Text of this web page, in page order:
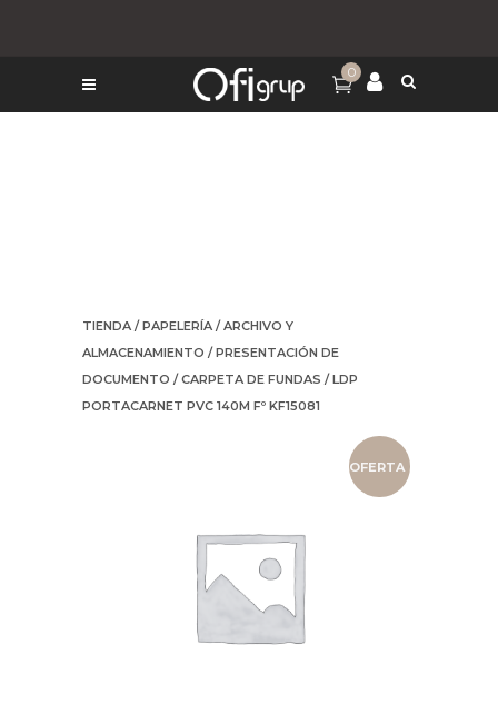
0
TIENDA /PAPELERÍA /ARCHIVO Y
ALMACENAMIENTO /PRESENTACIÓN DE
DOCUMENTO /CARPETA DE FUNDAS / LDP
PORTACARNET PVC 140M Fº KF15081
OFERTA